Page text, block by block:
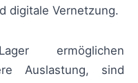
digitale Vernetzung.
ermöglichen
Auslastung, sind